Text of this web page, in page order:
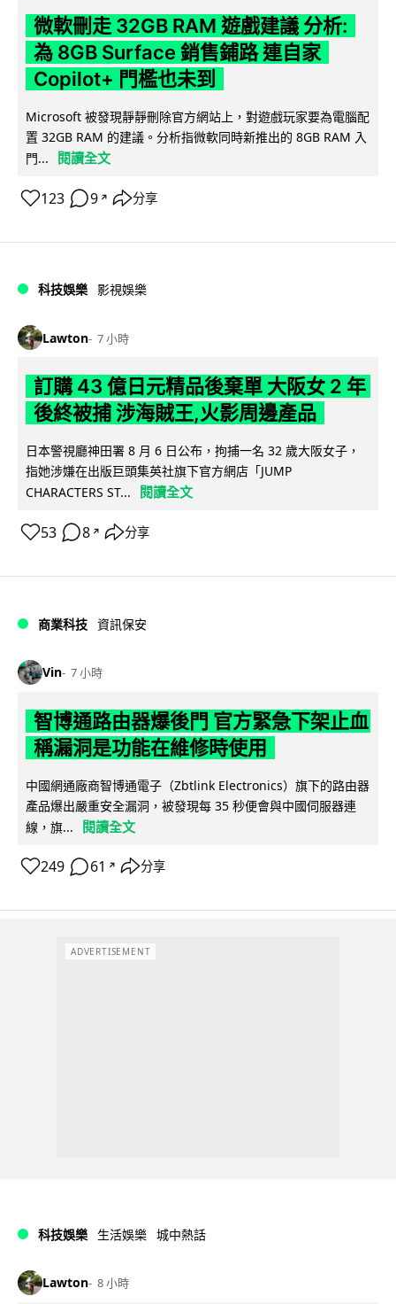
微軟刪走 32GB RAM 遊戲建議 分析:
為 8GB Surface 銷售鋪路 連自家
Copilot+ 門檻也未到
Microsoft 被發現靜靜刪除官方網站上，對遊戲玩家要為電腦配
置 32GB RAM 的建議。分析指微軟同時新推出的 8GB RAM 入
門...
閱讀全文
123 9 ↗ 分享
科技娛樂 影視娛樂
Lawton 7 小時
訂購 43 億日元精品後棄單 大阪女 2 年
後終被捕 涉海賊王,火影周邊產品
日本警視廳神田署 8 月 6 日公布，拘捕一名 32 歲大阪女子，
指她涉嫌在出版巨頭集英社旗下官方網店「JUMP
CHARACTERS ST...
閱讀全文
53 8 ↗ 分享
商業科技 資訊保安
Vin 7 小時
智博通路由器爆後門 官方緊急下架止血
稱漏洞是功能在維修時使用
中國網通廠商智博通電子（Zbtlink Electronics）旗下的路由器
產品爆出嚴重安全漏洞，被發現每 35 秒便會與中國伺服器連
線，旗...
閱讀全文
249 61 ↗ 分享
ADVERTISEMENT
科技娛樂 生活娛樂 城中熱話
Lawton 8 小時